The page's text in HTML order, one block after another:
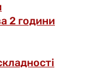
2 години